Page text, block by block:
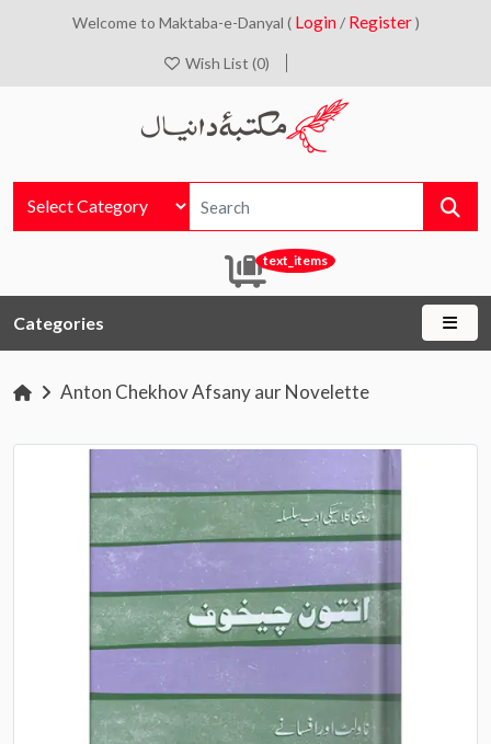
Welcome to Maktaba-e-Danyal ( Login / Register )
Wish List (0)
text_items
Categories
Anton Chekhov Afsany aur Novelette